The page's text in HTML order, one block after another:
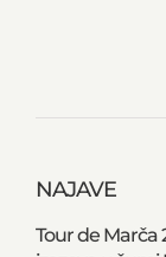
NAJAVE
Tour de Marča